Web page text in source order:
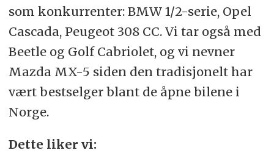
som konkurrenter: BMW 1/2-serie, Opel
Cascada, Peugeot 308 CC. Vi tar også med
Beetle og Golf Cabriolet, og vi nevner
Mazda MX-5 siden den tradisjonelt har
vært bestselger blant de åpne bilene i
Norge.
Dette liker vi: